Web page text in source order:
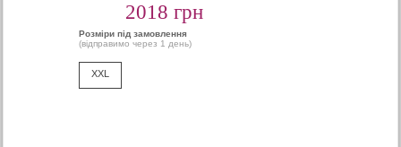
2018 грн
Розміри під замовлення
(відправимо через 1 день)
XXL